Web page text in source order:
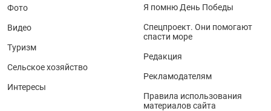
Фото
Видео
Туризм
Сельское хозяйство
Интересы
Я помню День Победы
Спецпроект. Они помогают
спасти море
Редакция
Рекламодателям
Правила использования
материалов сайта